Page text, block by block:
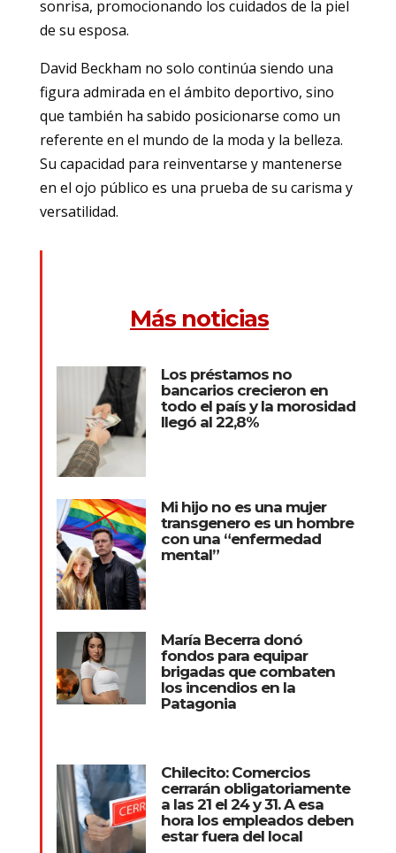
sonrisa, promocionando los cuidados de la piel
de su esposa.
David Beckham no solo continúa siendo una
figura admirada en el ámbito deportivo, sino
que también ha sabido posicionarse como un
referente en el mundo de la moda y la belleza.
Su capacidad para reinventarse y mantenerse
en el ojo público es una prueba de su carisma y
versatilidad.
Más noticias
Los préstamos no
bancarios crecieron en
todo el país y la morosidad
llegó al 22,8%
Mi hijo no es una mujer
transgenero es un hombre
con una “enfermedad
mental”
María Becerra donó
fondos para equipar
brigadas que combaten
los incendios en la
Patagonia
Chilecito: Comercios
cerrarán obligatoriamente
a las 21 el 24 y 31. A esa
hora los empleados deben
estar fuera del local